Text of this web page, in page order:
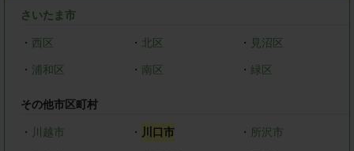
さいたま市
・ 西区 ・ 北区 ・ 見沼区
・ 浦和区 ・ 南区 ・ 緑区
その他市区町村
・ 川越市 ・ 川口市 ・ 所沢市